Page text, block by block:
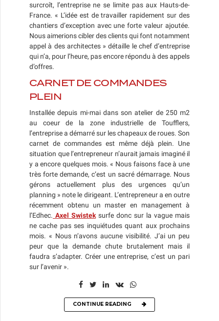
surcroît, l’entreprise ne se limite pas aux Hauts-de-
France. « L’idée est de travailler rapidement sur des
chantiers d’exception avec une forte valeur ajoutée.
Nous aimerions cibler des clients qui font notamment
appel à des architectes » détaille le chef d’entreprise
qui n’a, pour l’heure, pas encore répondu à des appels
d’offres.
CARNET DE COMMANDES
PLEIN
Installée depuis mi-mai dans son atelier de 250 m2
au coeur de la zone industrielle de Toufflers,
l’entreprise a démarré sur les chapeaux de roues. Son
carnet de commandes est même déjà plein. Une
situation que l’entrepreneur n’aurait jamais imaginé il
y a encore quelques mois. « Nous faisons face à une
très forte demande, c’est un sacré démarrage. Nous
gérons actuellement plus des urgences qu’un
planning » note le dirigeant. L’entrepreneur a en outre
récemment obtenu un master en management à
l’Edhec. Axel Swistek surfe donc sur la vague mais
ne cache pas ses inquiétudes quant aux prochains
mois. « Nous n’avons aucune visibilité. J’ai un peu
peur que la demande chute brutalement mais il
faudra s’adapter. Créer une entreprise, c’est un pari
sur l’avenir ».
CONTINUE READING